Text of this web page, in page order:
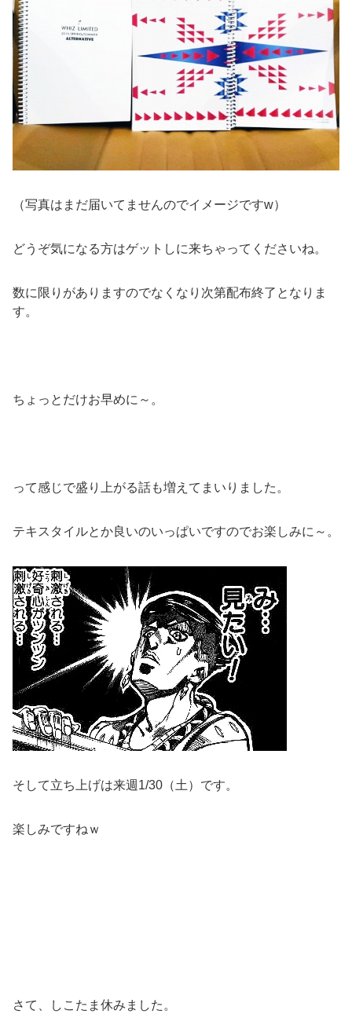
（写真はまだ届いてませんのでイメージですw）
どうぞ気になる方はゲットしに来ちゃってくださいね。
数に限りがありますのでなくなり次第配布終了となりま
す。
ちょっとだけお早めに～。
って感じで盛り上がる話も増えてまいりました。
テキスタイルとか良いのいっぱいですのでお楽しみに～。
そして立ち上げは来週1/30（土）です。
楽しみですねｗ
さて、しこたま休みました。